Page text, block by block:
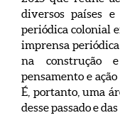
diversos países
periódica colonial
imprensa
na construção
pensamento e
É, portanto, uma
desse passado e